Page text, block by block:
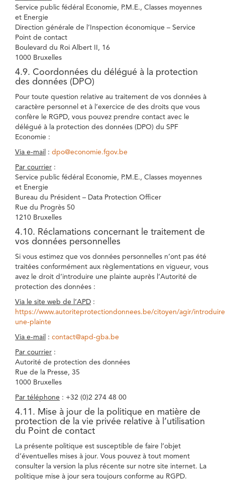
Service public fédéral Economie, P.M.E., Classes moyennes
et Energie
Direction générale de l’Inspection économique – Service
Point de contact
Boulevard du Roi Albert II, 16
1000 Bruxelles
4.9. Coordonnées du délégué à la protection
des données (DPO)
Pour toute question relative au traitement de vos données à
caractère personnel et à l’exercice de des droits que vous
confère le RGPD, vous pouvez prendre contact avec le
délégué à la protection des données (DPO) du SPF
Economie :
Via e-mail : dpo@economie.fgov.be
Par courrier :
Service public fédéral Economie, P.M.E., Classes moyennes
et Energie
Bureau du Président – Data Protection Officer
Rue du Progrès 50
1210 Bruxelles
4.10. Réclamations concernant le traitement de
vos données personnelles
Si vous estimez que vos données personnelles n’ont pas été
traitées conformément aux règlementations en vigueur, vous
avez le droit d’introduire une plainte auprès l’Autorité de
protection des données :
Via le site web de l’APD :
https://www.autoriteprotectiondonnees.be/citoyen/agir/
une-plainte
Via e-mail : contact@apd-gba.be
Par courrier :
Autorité de protection des données
Rue de la Presse, 35
1000 Bruxelles
Par téléphone : +32 (0)2 274 48 00
4.11. Mise à jour de la politique en matière de
protection de la vie privée relative à l’utilisation
du Point de contact
La présente politique est susceptible de faire l’objet
d’éventuelles mises à jour. Vous pouvez à tout moment
consulter la version la plus récente sur notre site internet. La
politique mise à jour sera toujours conforme au RGPD.